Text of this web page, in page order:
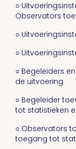
○
Observators
○
○
○ Begeleiders
de uitvoering
○ Begeleider
tot statistieken
○ Observators
toegang tot